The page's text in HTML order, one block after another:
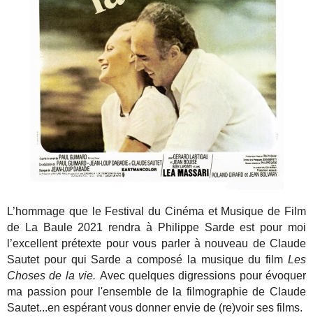
L’hommage que le Festival du Cinéma et Musique de Film
de La Baule 2021 rendra à Philippe Sarde est pour moi
l’excellent prétexte pour vous parler à nouveau de Claude
Sautet pour qui Sarde a composé la musique du film Les
Choses de la vie. Avec quelques digressions pour évoquer
ma passion pour l'ensemble de la filmographie de Claude
Sautet...en espérant vous donner envie de (re)voir ses films.